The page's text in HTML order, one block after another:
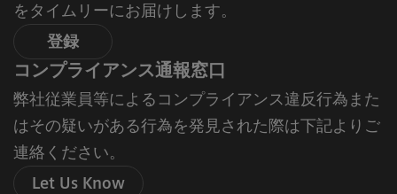
をタイムリーにお届けします。
登録
コンプライアンス通報窓口
弊社従業員等によるコンプライアンス違反行為また
はその疑いがある行為を発見された際は下記よりご
連絡ください。
Let Us Know